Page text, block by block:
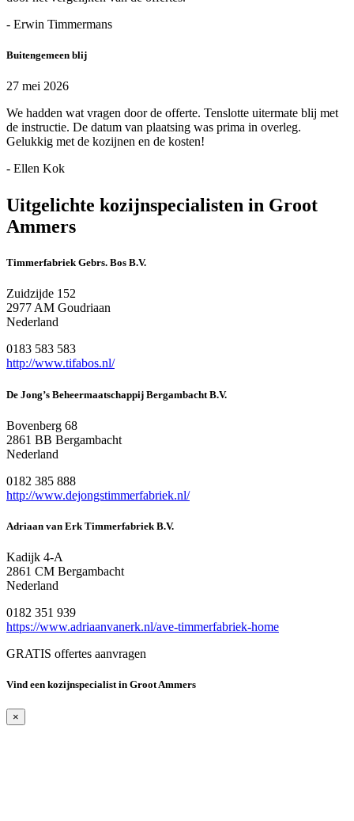
- Erwin Timmermans
Buitengemeen blij
27 mei 2026
We hadden wat vragen door de offerte. Tenslotte uitermate blij met
de instructie. De datum van plaatsing was prima in overleg.
Gelukkig met de kozijnen en de kosten!
- Ellen Kok
Uitgelichte kozijnspecialisten in Groot
Ammers
Timmerfabriek Gebrs. Bos B.V.
Zuidzijde 152
2977 AM Goudriaan
Nederland
0183 583 583
http://www.tifabos.nl/
De Jong’s Beheermaatschappij Bergambacht B.V.
Bovenberg 68
2861 BB Bergambacht
Nederland
0182 385 888
http://www.dejongstimmerfabriek.nl/
Adriaan van Erk Timmerfabriek B.V.
Kadijk 4-A
2861 CM Bergambacht
Nederland
0182 351 939
https://www.adriaanvanerk.nl/ave-timmerfabriek-home
GRATIS offertes aanvragen
Vind een kozijnspecialist in Groot Ammers
×